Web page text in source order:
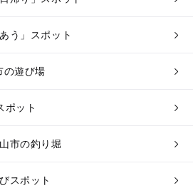
う」スポット
の遊び場
ポット
市の釣り堀
スポット